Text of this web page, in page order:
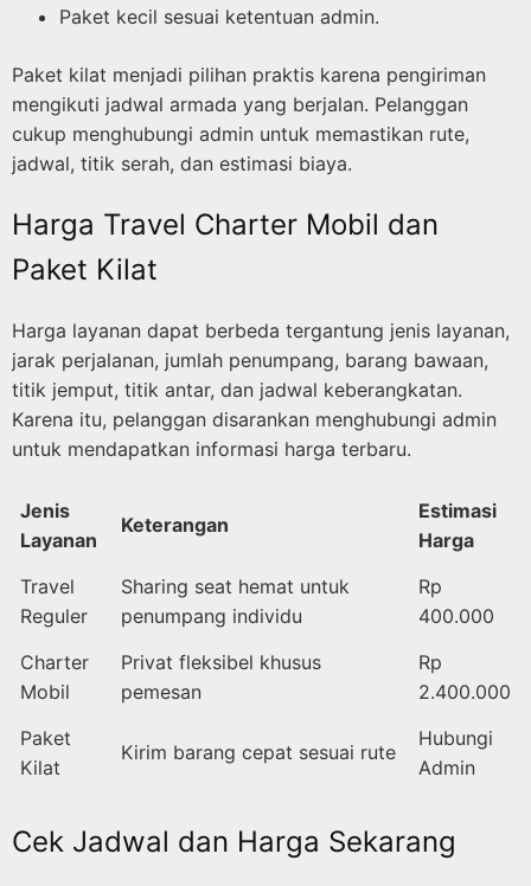
Paket kecil sesuai ketentuan admin.
Paket kilat menjadi pilihan praktis karena pengiriman
mengikuti jadwal armada yang berjalan. Pelanggan
cukup menghubungi admin untuk memastikan rute,
jadwal, titik serah, dan estimasi biaya.
Harga Travel Charter Mobil dan
Paket Kilat
Harga layanan dapat berbeda tergantung jenis layanan,
jarak perjalanan, jumlah penumpang, barang bawaan,
titik jemput, titik antar, dan jadwal keberangkatan.
Karena itu, pelanggan disarankan menghubungi admin
untuk mendapatkan informasi harga terbaru.
Jenis
Layanan
Keterangan
Estimasi
Harga
Travel
Reguler
Sharing seat hemat untuk
penumpang individu
Rp
400.000
Charter
Mobil
Privat fleksibel khusus
pemesan
Rp
2.400.000
Paket
Kilat
Kirim barang cepat sesuai rute
Hubungi
Admin
Cek Jadwal dan Harga Sekarang